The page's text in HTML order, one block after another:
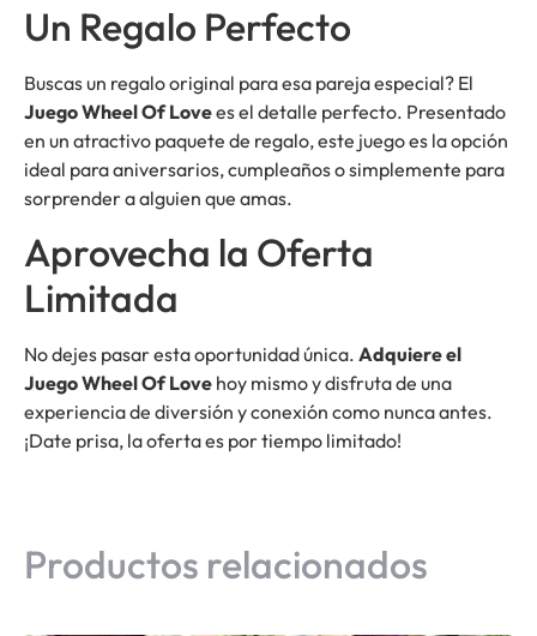
Un Regalo Perfecto
Buscas un regalo original para esa pareja especial? El
Juego Wheel Of Lovees el detalle perfecto. Presentado
en un atractivo paquete de regalo, este juego es la opción
ideal para aniversarios, cumpleaños o simplemente para
sorprender a alguien que amas.
Aprovecha la Oferta
Limitada
No dejes pasar esta oportunidad única. Adquiere el
Juego Wheel Of Love hoy mismo y disfruta de una
experiencia de diversión y conexión como nunca antes.
¡Date prisa, la oferta es por tiempo limitado!
Productos relacionados